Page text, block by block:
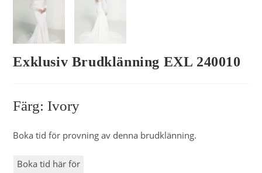
Exklusiv Brudklänning EXL 240010
Färg: Ivory
Boka tid för provning av denna brudklänning.
Boka tid här för